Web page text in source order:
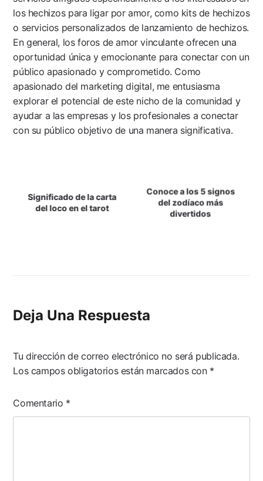
los hechizos para ligar por amor, como kits de hechizos
o servicios personalizados de lanzamiento de hechizos.
En general, los foros de amor vinculante ofrecen una
oportunidad única y emocionante para conectar con un
público apasionado y comprometido. Como
apasionado del marketing digital, me entusiasma
explorar el potencial de este nicho de la comunidad y
ayudar a las empresas y los profesionales a conectar
con su público objetivo de una manera significativa.
DeSignificado de la carta
del loco en el tarot
Conoce a los 5 signos
del zodíaco más
divertidos
Deja Una Respuesta
Tu dirección de correo electrónico no será publicada.
Los campos obligatorios están marcados con *
Comentario *